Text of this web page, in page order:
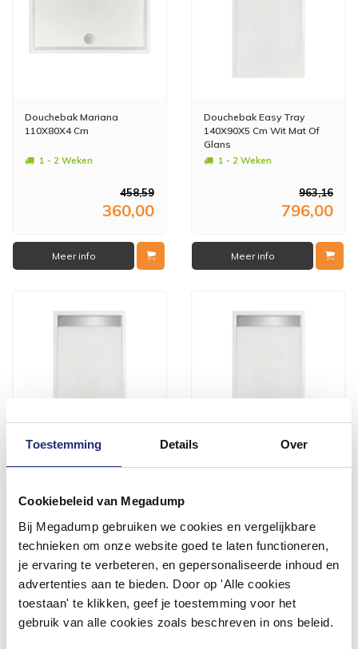
Toestemming Details Over
Cookiebeleid van Megadump
Bij Megadump gebruiken we cookies en vergelijkbare
technieken om onze website goed te laten functioneren,
je ervaring te verbeteren, en gepersonaliseerde inhoud en
advertenties aan te bieden. Door op 'Alle cookies
toestaan' te klikken, geef je toestemming voor het
gebruik van alle cookies zoals beschreven in ons beleid.
Douchebak Mariana
110X80X4 Cm
1 - 2 Weken
458,59
360,00
Meer info
Douchebak Easy Tray
140X90X5 Cm Wit Mat Of
Glans
1 - 2 Weken
963,16
796,00
Meer info
1 - 2 Weken
945,01
781,00
Meer info
766,00
Meer info